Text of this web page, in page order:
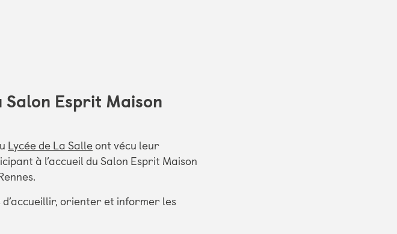
Esprit Maison
Lycée de La Salleont vécu leur
à l’accueil du Salon Esprit Maison
orienter et informer les